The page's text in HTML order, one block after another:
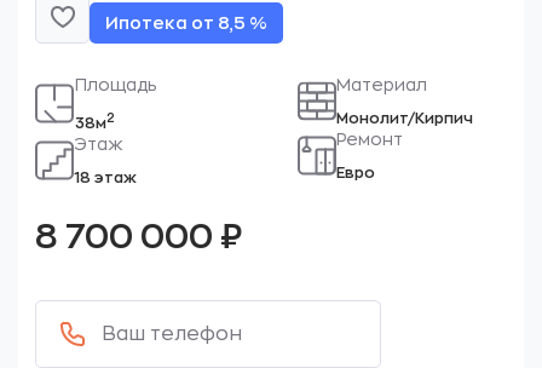
Ипотека от 8,5 %
Площадь
38м2
Этаж
18 этаж
Материал
Монолит/Кирпич
Ремонт
Евро
8 700 000 ₽